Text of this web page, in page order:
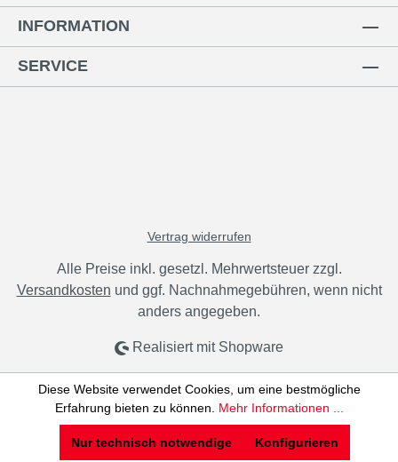
INFORMATION
SERVICE
Vertrag widerrufen
Alle Preise inkl. gesetzl. Mehrwertsteuer zzgl.
Versandkosten und ggf. Nachnahmegebühren, wenn nicht
anders angegeben.
Realisiert mit Shopware
Diese Website verwendet Cookies, um eine bestmögliche
Erfahrung bieten zu können. Mehr Informationen ...
Nur technisch notwendige Konfigurieren